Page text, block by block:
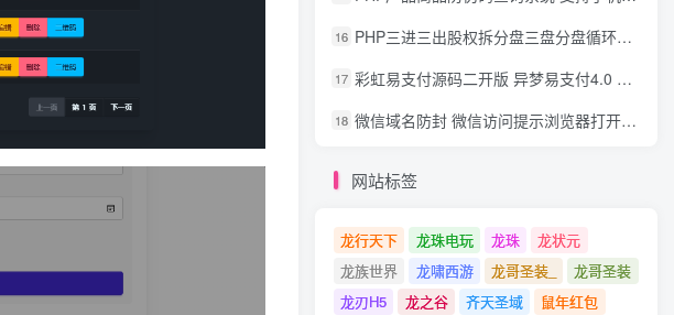
16 PHP三进三出股权拆分盘三盘分盘循环拆分系统源码
17 彩虹易支付源码二开版 异梦易支付4.0 可对接官方/易支付/码支付 去除后门 美化用户中心
18 微信域名防封 微信访问提示浏览器打开 非微信访问直接打开预防域名被封域名被封包换服务
网站标签
龙行天下 龙珠电玩 龙珠
龙状元
龙族世界
龙啸西游 龙哥圣装_
龙哥圣装
龙刃H5
龙之谷 齐天圣域
鼠年红包